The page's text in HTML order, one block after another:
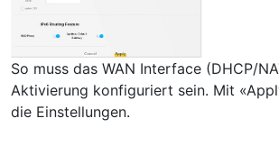
So muss das WAN Interface (DHCP/
Aktivierung konfiguriert sein. Mit
die Einstellungen.